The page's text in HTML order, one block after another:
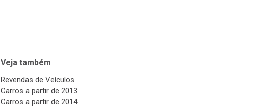
Veja também
Revendas de Veículos
Carros a partir de 2013
Carros a partir de 2014